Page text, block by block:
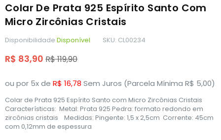
Colar De Prata 925 Espírito Santo Com
Micro Zircônias Cristais
Disponibilidade Disponível SKU: CL00234
Preço
normal
R$ 83,90 R$ 119,90
ou por 5x de R$ 16,78 Sem Juros (Parcela Mínima R$ 5,00)
Colar de Prata 925 Espírito Santo com Micro Zircônias Cristais
Características: Metal: Prata 925 Pedra: formato redondo em
zircônias cristais Medidas: Pingente: 1,5 x 2,5cm Corrente: 45cm
com 0,12mm de espessura